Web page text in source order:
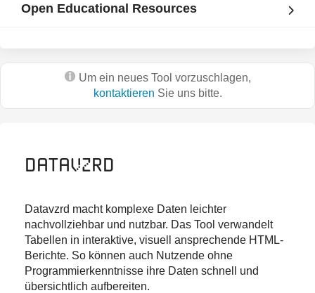
Open Educational Resources
Um ein neues Tool vorzuschlagen,
kontaktieren Sie uns bitte.
Datavzrd
Datavzrd macht komplexe Daten leichter
nachvollziehbar und nutzbar. Das Tool verwandelt
Tabellen in interaktive, visuell ansprechende HTML-
Berichte. So können auch Nutzende ohne
Programmierkenntnisse ihre Daten schnell und
übersichtlich aufbereiten.